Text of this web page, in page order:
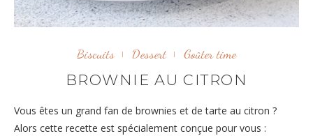
Biscuits Dessert Goûter time
BROWNIE AU CITRON
Vous êtes un grand fan de brownies et de tarte au citron ?
Alors cette recette est spécialement conçue pour vous :